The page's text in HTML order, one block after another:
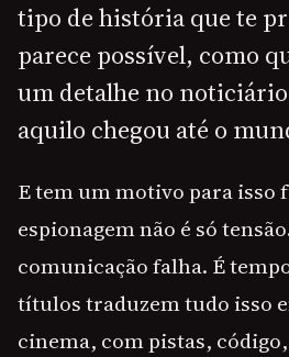
tipo de história que te
parece possível, como
um detalhe no noticiário
aquilo chegou até o
E tem um motivo para isso
espionagem não é só
comunicação falha. É
títulos traduzem tudo isso
cinema, com pistas,